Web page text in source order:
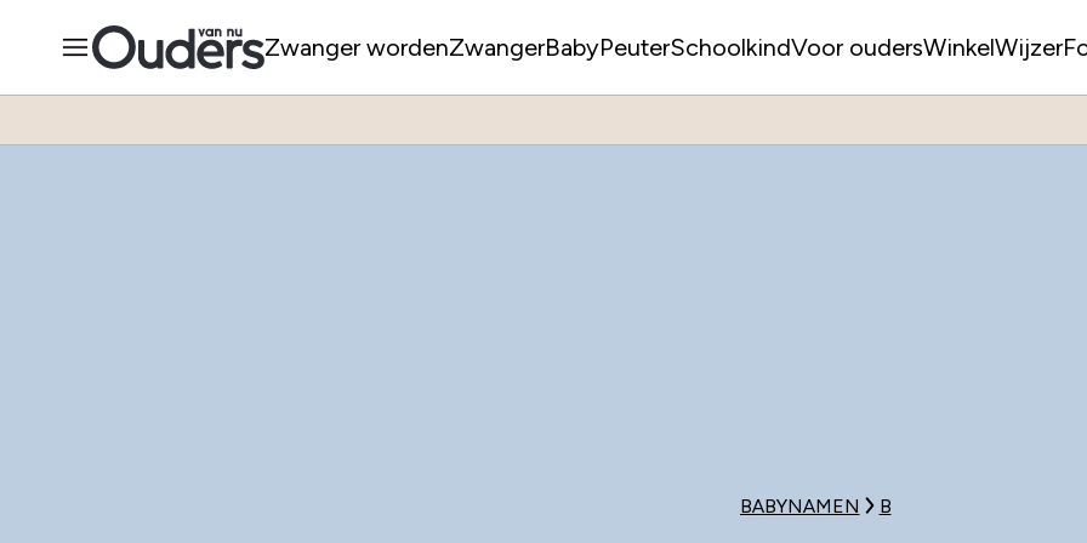
Zwanger wordenZwangerBabyPeuterSchoolkindVoor oudersWinkelWijzer
BABYNAMEN B